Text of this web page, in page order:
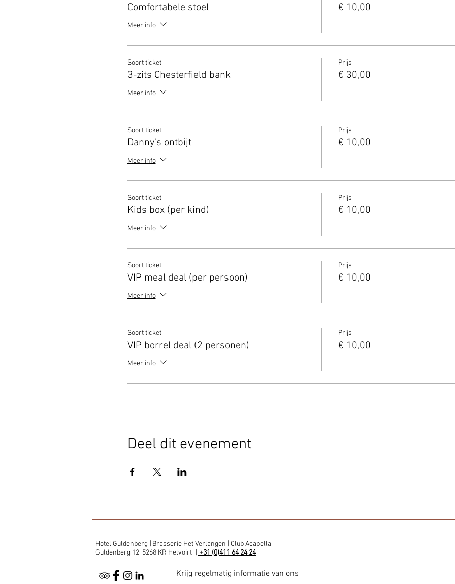
Comfortabele stoel
Meer info
€ 10,00
Soort ticket
3-zits Chesterfield bank
Meer info
Prijs
€ 30,00
Soort ticket
Danny's ontbijt
Meer info
Prijs
€ 10,00
Soort ticket
Kids box (per kind)
Meer info
Prijs
€ 10,00
Soort ticket
VIP meal deal (per persoon)
Meer info
Prijs
€ 10,00
Soort ticket
VIP borrel deal (2 personen)
Meer info
Prijs
€ 10,00
Deel dit evenement
Hotel Guldenberg Brasserie Het Verlangen
Club Acapella
Guldenberg 12, 5268 KR Helvoirt
+31 (0)411 64 24 24
Krijg regelmatig informatie van ons